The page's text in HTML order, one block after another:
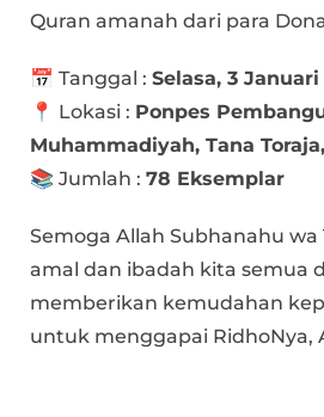
Quran amanah dari para
📅 Tanggal : Selasa, 3 Januari
📍 Lokasi : Ponpes
Muhammadiyah, Tana
📚 Jumlah : 78 Eksemplar
Semoga Allah Subhanahu wa
amal dan ibadah kita semua
memberikan kemudahan
untuk menggapai RidhoNya,